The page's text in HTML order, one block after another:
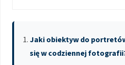
Jaki obiektyw do
się w codziennej